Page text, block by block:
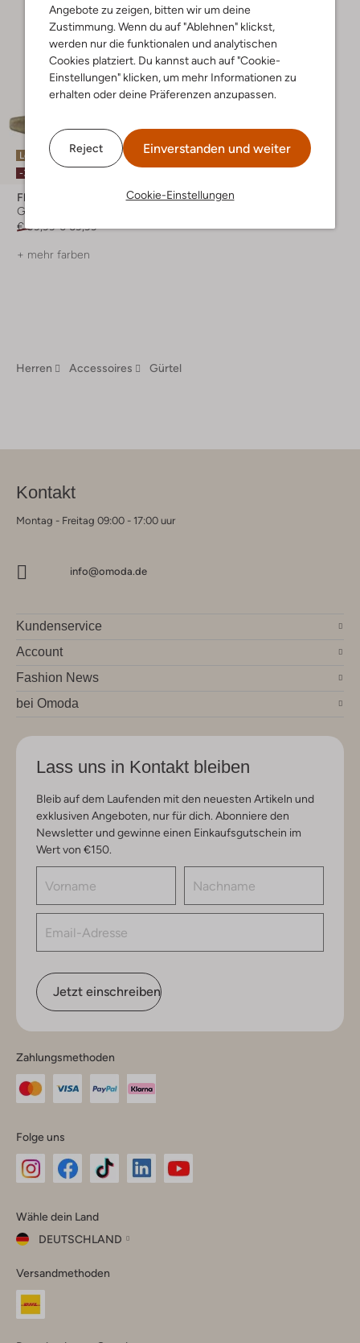
Angebote zu zeigen, bitten wir um deine
Zustimmung. Wenn du auf "Ablehnen" klickst,
werden nur die funktionalen und analytischen
Cookies platziert. Du kannst auch auf "Cookie-
Einstellungen" klicken, um mehr Informationen zu
erhalten oder deine Präferenzen anzupassen.
Reject Einverstanden und weiter
Cookie-Einstellungen
Letzte Größen
-30%
Floris Van Bommel
Gürtel
€ 99,99 € 69,99
+ mehr farben
Herren Accessoires Gürtel
Kontakt
Montag - Freitag 09:00 - 17:00 uur
info@omoda.de
Kundenservice
Account
Fashion News
bei Omoda
Lass uns in Kontakt bleiben
Bleib auf dem Laufenden mit den neuesten Artikeln und
exklusiven Angeboten, nur für dich. Abonniere den
Newsletter und gewinne einen Einkaufsgutschein im
Wert von €150.
Jetzt einschreiben
Zahlungsmethoden
Folge uns
Instagram
Facebook
TikTok
Wähle dein Land
DEUTSCHLAND
dein
Land
Versandmethoden